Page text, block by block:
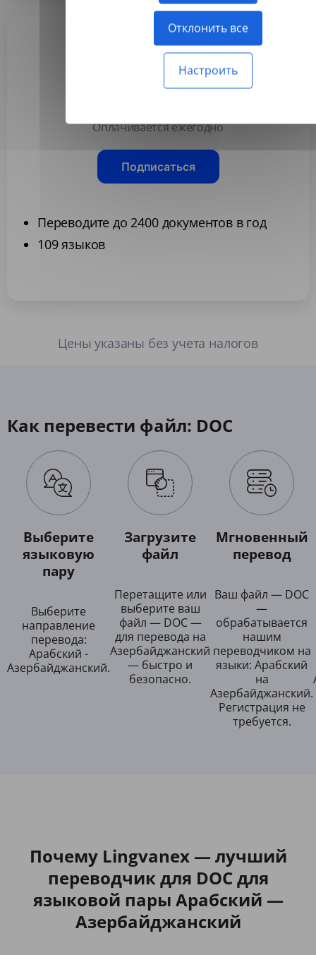
Отклонить все
Настроить
Ultimate
34,99 $
Оплачивается ежегодно
Подписаться
Переводите до 2400 документов в год
109 языков
Цены указаны без учета налогов
Как перевести файл: DOC
Выберите
языковую
пару
Выберите
направление
перевода:
Арабский -
Азербайджанский.
Загрузите
файл
Перетащите или
выберите ваш
файл — DOC —
для перевода на
Азербайджанский
— быстро и
безопасно.
Мгновенный
перевод
Ваш файл — DOC
—
обрабатывается
нашим
переводчиком на
языки: Арабский
на
Азербайджанский.
Регистрация не
требуется.
Почему Lingvanex — лучший
переводчик для DOC для
языковой пары Арабский —
Азербайджанский